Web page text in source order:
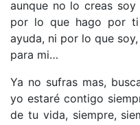
aunque no lo creas
por lo que hago por
ayuda, ni por lo que
para mi…
Ya no sufras mas,
yo estaré contigo
de tu vida, siempre,